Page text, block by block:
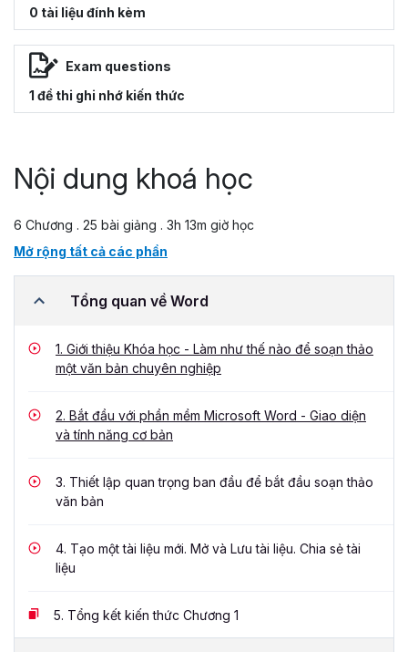
0 tài liệu đính kèm
Exam questions
1 đề thi ghi nhớ kiến thức
Nội dung khoá học
6 Chương . 25 bài giảng . 3h 13m giờ học
Mở rộng tất cả các phần
Tổng quan về Word
1. Giới thiệu Khóa học - Làm như thế nào để soạn thảo
một văn bản chuyên nghiệp
2. Bắt đầu với phần mềm Microsoft Word - Giao diện
và tính năng cơ bản
3. Thiết lập quan trọng ban đầu để bắt đầu soạn thảo
văn bản
4. Tạo một tài liệu mới. Mở và Lưu tài liệu. Chia sẻ tài
liệu
5. Tổng kết kiến thức Chương 1